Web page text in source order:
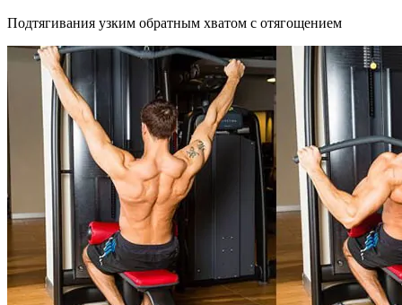
Подтягивания узким обратным хватом с отягощением